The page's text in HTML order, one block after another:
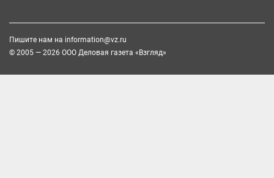
Пишите нам на information@vz.ru
© 2005 — 2026 ООО Деловая газета «Взгляд»